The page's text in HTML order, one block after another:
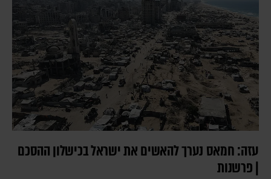
עזה: חמאס נערך להאשים את ישראל בכישלון ההסכם
| פרשנות